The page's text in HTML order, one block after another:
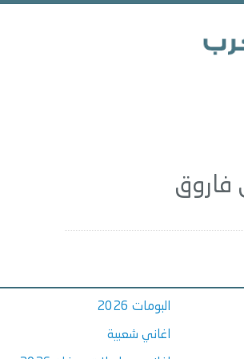
فاروق
البومات 2026
اغاني شعبية